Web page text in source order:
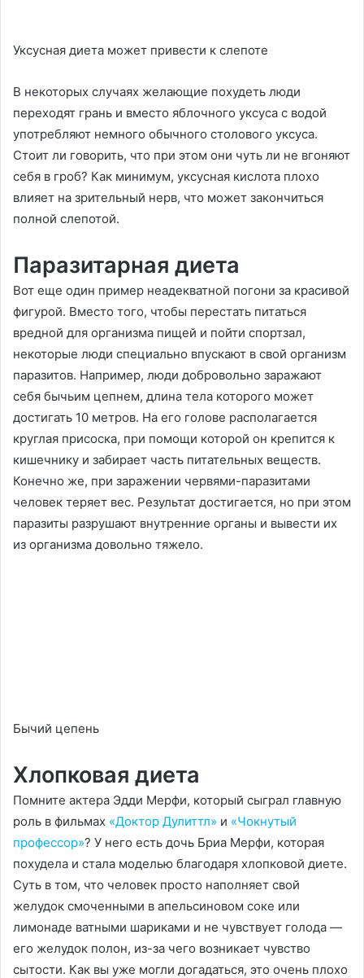
Уксусная диета может привести к слепоте
В некоторых случаях желающие похудеть люди
переходят грань и вместо яблочного уксуса с водой
употребляют немного обычного столового уксуса.
Стоит ли говорить, что при этом они чуть ли не вгоняют
себя в гроб? Как минимум, уксусная кислота плохо
влияет на зрительный нерв, что может закончиться
полной слепотой.
Паразитарная диета
Вот еще один пример неадекватной погони за красивой
фигурой. Вместо того, чтобы перестать питаться
вредной для организма пищей и пойти спортзал,
некоторые люди специально впускают в свой организм
паразитов. Например, люди добровольно заражают
себя бычьим цепнем, длина тела которого может
достигать 10 метров. На его голове располагается
круглая присоска, при помощи которой он крепится к
кишечнику и забирает часть питательных веществ.
Конечно же, при заражении червями-паразитами
человек теряет вес. Результат достигается, но при этом
паразиты разрушают внутренние органы и вывести их
из организма довольно тяжело.
Бычий цепень
Хлопковая диета
Помните актера Эдди Мерфи, который сыграл главную
роль в фильмах «Доктор Дулиттл» и «Чокнутый
профессор»? У него есть дочь Бриа Мерфи, которая
похудела и стала моделью благодаря хлопковой диете.
Суть в том, что человек просто наполняет свой
желудок смоченными в апельсиновом соке или
лимонаде ватными шариками и не чувствует голода —
его желудок полон, из-за чего возникает чувство
сытости. Как вы уже могли догадаться, это очень плохо